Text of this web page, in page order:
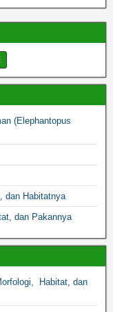
(Elephantopus
dan Habitatnya
dan Pakannya
Habitat, dan